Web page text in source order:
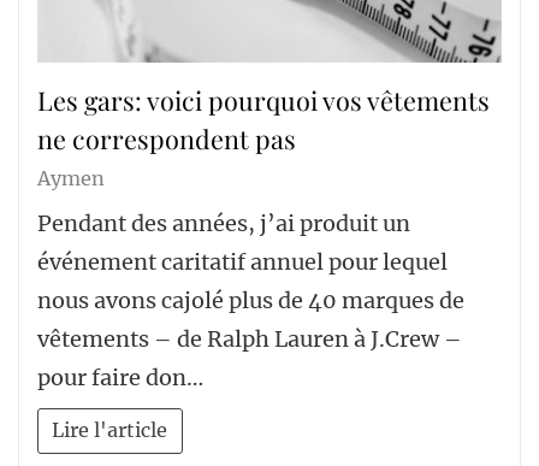
Les gars: voici pourquoi vos vêtements
ne correspondent pas
Aymen
Pendant des années, j’ai produit un
événement caritatif annuel pour lequel
nous avons cajolé plus de 40 marques de
vêtements – de Ralph Lauren à J.Crew –
pour faire don…
Lire l'article